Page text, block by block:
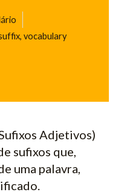
, vocabulary
Adjetivos)
sufixos que,
uma palavra,